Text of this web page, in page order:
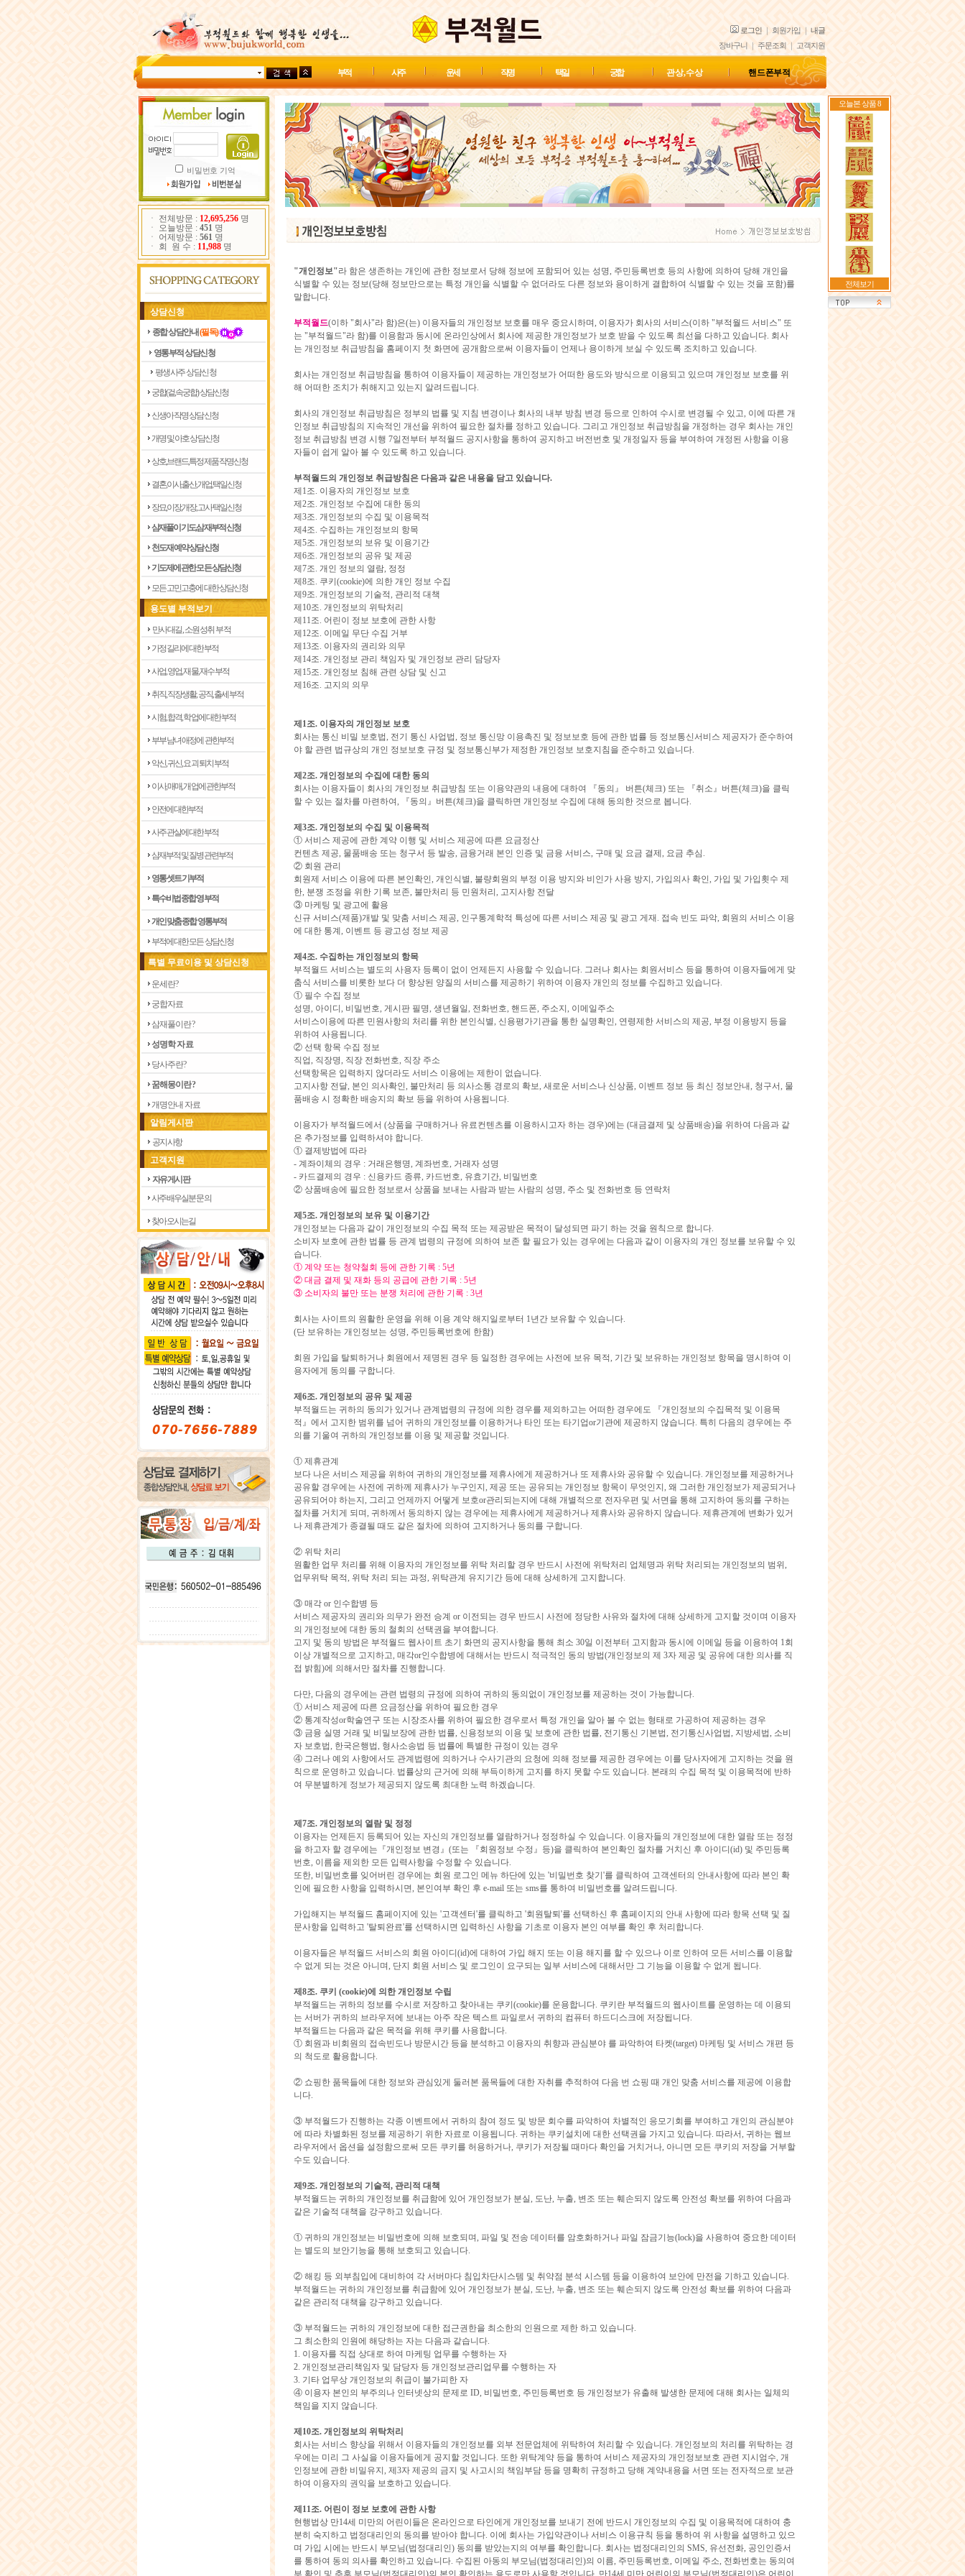
로그인 회원가입
내글
장바구니
｜ 주문조회 ｜ 고객지원
부 적 사 주 운 세 작 명 택 일 궁 합 관상,수상 핸드폰 부적
비밀번호 기억
ㆍ 전체방문 : 12,695,256 명
ㆍ 오늘방문 : 451 명
ㆍ 어제방문 : 561 명
ㆍ 회 원 수 : 11,988 명
상담신청
종합 상담안내(필독)
영통부적 상담신청
평생사주 상담신청
궁합(겉,속궁합) 상담신청
신생아 작명 상담신청
개명 및 아호 상담신청
상호,브랜드,특정제품 작명신청
결혼,이사,출산,개업,택일신청
장묘,이장,개장,고사 택일신청
삼재풀이 기도,삼재부적 신청
천도재 예약 상담신청
기도제에 관한 모든 상담신청
모든 고민고충에 대한 상담신청
용도별 부적보기
만사대길, 소원성취 부적
가정 길리에 대한부적
사업, 영업, 재물, 재수 부적
취직, 직장생활, 공직, 출세 부적
시험, 합격, 학업에 대한 부적
부부 남녀 애정에 관한부적
악신, 귀신, 요괴 퇴치 부적
이사, 매매, 개업에 관한부적
안전에 대한부적
사주 관살에 대한부적
삼재부적 및 질병관련부적
영통 셋트 기부적
특수비법 종합 영부적
개인 맞춤 종합 영통부적
부적에 대한 모든 상담신청
특별 무료이용 및 상담신청
운 세 란 ?
궁 합 자 료
삼 재 풀 이 란 ?
성 명 학 자 료
당 사 주 란 ?
꿈 해 몽 이 란 ?
개 명 안 내 자 료
알림게시판
공지사항
고객지원
자유게시판
사주 배우실분 문의
찾아 오시는길
"개인정보"라 함은 생존하는 개인에 관한 정보로서 당해 정보에 포함되어 있는 성명, 주민등록번호 등의 사항에 의하여 당해 개인을
식별할 수 있는 정보(당해 정보만으로는 특정 개인을 식별할 수 없더라도 다른 정보와 용이하게 결합하여 식별할 수 있는 것을 포함)를
말합니다.
부적월드(이하 "회사"라 함)은(는) 이용자들의 개인정보 보호를 매우 중요시하며, 이용자가 회사의 서비스(이하 "부적월드 서비스" 또
는 "부적월드"라 함)를 이용함과 동시에 온라인상에서 회사에 제공한 개인정보가 보호 받을 수 있도록 최선을 다하고 있습니다. 회사
는 개인정보 취급방침을 홈페이지 첫 화면에 공개함으로써 이용자들이 언제나 용이하게 보실 수 있도록 조치하고 있습니다.
회사는 개인정보 취급방침을 통하여 이용자들이 제공하는 개인정보가 어떠한 용도와 방식으로 이용되고 있으며 개인정보 보호를 위
해 어떠한 조치가 취해지고 있는지 알려드립니다.
회사의 개인정보 취급방침은 정부의 법률 및 지침 변경이나 회사의 내부 방침 변경 등으로 인하여 수시로 변경될 수 있고, 이에 따른 개
인정보 취급방침의 지속적인 개선을 위하여 필요한 절차를 정하고 있습니다. 그리고 개인정보 취급방침을 개정하는 경우 회사는 개인
정보 취급방침 변경 시행 7일전부터 부적월드 공지사항을 통하여 공지하고 버전번호 및 개정일자 등을 부여하여 개정된 사항을 이용
자들이 쉽게 알아 볼 수 있도록 하고 있습니다.
부적월드의 개인정보 취급방침은 다음과 같은 내용을 담고 있습니다.
제1조. 이용자의 개인정보 보호
제2조. 개인정보 수집에 대한 동의
제3조. 개인정보의 수집 및 이용목적
제4조. 수집하는 개인정보의 항목
제5조. 개인정보의 보유 및 이용기간
제6조. 개인정보의 공유 및 제공
제7조. 개인 정보의 열람, 정정
제8조. 쿠키(cookie)에 의한 개인 정보 수집
제9조. 개인정보의 기술적, 관리적 대책
제10조. 개인정보의 위탁처리
제11조. 어린이 정보 보호에 관한 사항
제12조. 이메일 무단 수집 거부
제13조. 이용자의 권리와 의무
제14조. 개인정보 관리 책임자 및 개인정보 관리 담당자
제15조. 개인정보 침해 관련 상담 및 신고
제16조. 고지의 의무
제1조. 이용자의 개인정보 보호
회사는 통신 비밀 보호법, 전기 통신 사업법, 정보 통신망 이용촉진 및 정보보호 등에 관한 법률 등 정보통신서비스 제공자가 준수하여
야 할 관련 법규상의 개인 정보보호 규정 및 정보통신부가 제정한 개인정보 보호지침을 준수하고 있습니다.
제2조. 개인정보의 수집에 대한 동의
회사는 이용자들이 회사의 개인정보 취급방침 또는 이용약관의 내용에 대하여 『동의』 버튼(체크) 또는 『취소』버튼(체크)을 클릭
할 수 있는 절차를 마련하여, 『동의』버튼(체크)을 클릭하면 개인정보 수집에 대해 동의한 것으로 봅니다.
제3조. 개인정보의 수집 및 이용목적
① 서비스 제공에 관한 계약 이행 및 서비스 제공에 따른 요금정산
컨텐츠 제공, 물품배송 또는 청구서 등 발송, 금융거래 본인 인증 및 금융 서비스, 구매 및 요금 결제, 요금 추심.
② 회원 관리
회원제 서비스 이용에 따른 본인확인, 개인식별, 불량회원의 부정 이용 방지와 비인가 사용 방지, 가입의사 확인, 가입 및 가입횟수 제
한, 분쟁 조정을 위한 기록 보존, 불만처리 등 민원처리, 고지사항 전달
③ 마케팅 및 광고에 활용
신규 서비스(제품)개발 및 맞춤 서비스 제공, 인구통계학적 특성에 따른 서비스 제공 및 광고 게재. 접속 빈도 파악, 회원의 서비스 이용
에 대한 통계, 이벤트 등 광고성 정보 제공
제4조. 수집하는 개인정보의 항목
부적월드 서비스는 별도의 사용자 등록이 없이 언제든지 사용할 수 있습니다. 그러나 회사는 회원서비스 등을 통하여 이용자들에게 맞
춤식 서비스를 비롯한 보다 더 향상된 양질의 서비스를 제공하기 위하여 이용자 개인의 정보를 수집하고 있습니다.
① 필수 수집 정보
성명, 아이디, 비밀번호, 게시판 필명, 생년월일, 전화번호, 핸드폰, 주소지, 이메일주소
서비스이용에 따른 민원사항의 처리를 위한 본인식별, 신용평가기관을 통한 실명확인, 연령제한 서비스의 제공, 부정 이용방지 등을
위하여 사용됩니다.
② 선택 항목 수집 정보
직업, 직장명, 직장 전화번호, 직장 주소
선택항목은 입력하지 않더라도 서비스 이용에는 제한이 없습니다.
고지사항 전달, 본인 의사확인, 불만처리 등 의사소통 경로의 확보, 새로운 서비스나 신상품, 이벤트 정보 등 최신 정보안내, 청구서, 물
품배송 시 정확한 배송지의 확보 등을 위하여 사용됩니다.
이용자가 부적월드에서 (상품을 구매하거나 유료컨텐츠를 이용하시고자 하는 경우)에는 (대금결제 및 상품배송)을 위하여 다음과 같
은 추가정보를 입력하셔야 합니다.
① 결제방법에 따라
- 계좌이체의 경우 : 거래은행명, 계좌번호, 거래자 성명
- 카드결제의 경우 : 신용카드 종류, 카드번호, 유효기간, 비밀번호
② 상품배송에 필요한 정보로서 상품을 보내는 사람과 받는 사람의 성명, 주소 및 전화번호 등 연락처
제5조. 개인정보의 보유 및 이용기간
개인정보는 다음과 같이 개인정보의 수집 목적 또는 제공받은 목적이 달성되면 파기 하는 것을 원칙으로 합니다.
소비자 보호에 관한 법률 등 관계 법령의 규정에 의하여 보존 할 필요가 있는 경우에는 다음과 같이 이용자의 개인 정보를 보유할 수 있
습니다.
① 계약 또는 청약철회 등에 관한 기록 : 5년
② 대금 결제 및 재화 등의 공급에 관한 기록 : 5년
③ 소비자의 불만 또는 분쟁 처리에 관한 기록 : 3년
회사는 사이트의 원활한 운영을 위해 이용 계약 해지일로부터 1년간 보유할 수 있습니다.
(단 보유하는 개인정보는 성명, 주민등록번호에 한함)
회원 가입을 탈퇴하거나 회원에서 제명된 경우 등 일정한 경우에는 사전에 보유 목적, 기간 및 보유하는 개인정보 항목을 명시하여 이
용자에게 동의를 구합니다.
제6조. 개인정보의 공유 및 제공
부적월드는 귀하의 동의가 있거나 관계법령의 규정에 의한 경우를 제외하고는 어떠한 경우에도 『개인정보의 수집목적 및 이용목
적』에서 고지한 범위를 넘어 귀하의 개인정보를 이용하거나 타인 또는 타기업or기관에 제공하지 않습니다. 특히 다음의 경우에는 주
의를 기울여 귀하의 개인정보를 이용 및 제공할 것입니다.
① 제휴관계
보다 나은 서비스 제공을 위하여 귀하의 개인정보를 제휴사에게 제공하거나 또 제휴사와 공유할 수 있습니다. 개인정보를 제공하거나
공유할 경우에는 사전에 귀하께 제휴사가 누구인지, 제공 또는 공유되는 개인정보 항목이 무엇인지, 왜 그러한 개인정보가 제공되거나
공유되어야 하는지, 그리고 언제까지 어떻게 보호or관리되는지에 대해 개별적으로 전자우편 및 서면을 통해 고지하여 동의를 구하는
절차를 거치게 되며, 귀하께서 동의하지 않는 경우에는 제휴사에게 제공하거나 제휴사와 공유하지 않습니다. 제휴관계에 변화가 있거
나 제휴관계가 종결될 때도 같은 절차에 의하여 고지하거나 동의를 구합니다.
② 위탁 처리
원활한 업무 처리를 위해 이용자의 개인정보를 위탁 처리할 경우 반드시 사전에 위탁처리 업체명과 위탁 처리되는 개인정보의 범위,
업무위탁 목적, 위탁 처리 되는 과정, 위탁관계 유지기간 등에 대해 상세하게 고지합니다.
③ 매각 or 인수합병 등
서비스 제공자의 권리와 의무가 완전 승계 or 이전되는 경우 반드시 사전에 정당한 사유와 절차에 대해 상세하게 고지할 것이며 이용자
의 개인정보에 대한 동의 철회의 선택권을 부여합니다.
고지 및 동의 방법은 부적월드 웹사이트 초기 화면의 공지사항을 통해 최소 30일 이전부터 고지함과 동시에 이메일 등을 이용하여 1회
이상 개별적으로 고지하고, 매각or인수합병에 대해서는 반드시 적극적인 동의 방법(개인정보의 제 3자 제공 및 공유에 대한 의사를 직
접 밝힘)에 의해서만 절차를 진행합니다.
다만, 다음의 경우에는 관련 법령의 규정에 의하여 귀하의 동의없이 개인정보를 제공하는 것이 가능합니다.
① 서비스 제공에 따른 요금정산을 위하여 필요한 경우
② 통계작성or학술연구 또는 시장조사를 위하여 필요한 경우로서 특정 개인을 알아 볼 수 없는 형태로 가공하여 제공하는 경우
③ 금융 실명 거래 및 비밀보장에 관한 법률, 신용정보의 이용 및 보호에 관한 법률, 전기통신 기본법, 전기통신사업법, 지방세법, 소비
자 보호법, 한국은행법, 형사소송법 등 법률에 특별한 규정이 있는 경우
④ 그러나 예외 사항에서도 관계법령에 의하거나 수사기관의 요청에 의해 정보를 제공한 경우에는 이를 당사자에게 고지하는 것을 원
칙으로 운영하고 있습니다. 법률상의 근거에 의해 부득이하게 고지를 하지 못할 수도 있습니다. 본래의 수집 목적 및 이용목적에 반하
여 무분별하게 정보가 제공되지 않도록 최대한 노력 하겠습니다.
제7조. 개인정보의 열람 및 정정
이용자는 언제든지 등록되어 있는 자신의 개인정보를 열람하거나 정정하실 수 있습니다. 이용자들의 개인정보에 대한 열람 또는 정정
을 하고자 할 경우에는『개인정보 변경』(또는 『회원정보 수정』등)을 클릭하여 본인확인 절차를 거치신 후 아이디(id) 및 주민등록
번호, 이름을 제외한 모든 입력사항을 수정할 수 있습니다.
또한, 비밀번호를 잊어버린 경우에는 회원 로그인 메뉴 하단에 있는 '비밀번호 찾기'를 클릭하여 고객센터의 안내사항에 따라 본인 확
인에 필요한 사항을 입력하시면, 본인여부 확인 후 e-mail 또는 sms를 통하여 비밀번호를 알려드립니다.
가입해지는 부적월드 홈페이지에 있는 '고객센터'를 클릭하고 '회원탈퇴'를 선택하신 후 홈페이지의 안내 사항에 따라 항목 선택 및 질
문사항을 입력하고 '탈퇴완료'를 선택하시면 입력하신 사항을 기초로 이용자 본인 여부를 확인 후 처리합니다.
이용자들은 부적월드 서비스의 회원 아이디(id)에 대하여 가입 해지 또는 이용 해지를 할 수 있으나 이로 인하여 모든 서비스를 이용할
수 없게 되는 것은 아니며, 단지 회원 서비스 및 로그인이 요구되는 일부 서비스에 대해서만 그 기능을 이용할 수 없게 됩니다.
제8조. 쿠키 (cookie)에 의한 개인정보 수립
부적월드는 귀하의 정보를 수시로 저장하고 찾아내는 쿠키(cookie)를 운용합니다. 쿠키란 부적월드의 웹사이트를 운영하는 데 이용되
는 서버가 귀하의 브라우저에 보내는 아주 작은 텍스트 파일로서 귀하의 컴퓨터 하드디스크에 저장됩니다.
부적월드는 다음과 같은 목적을 위해 쿠키를 사용합니다.
① 회원과 비회원의 접속빈도나 방문시간 등을 분석하고 이용자의 취향과 관심분야 를 파악하여 타켓(target) 마케팅 및 서비스 개편 등
의 척도로 활용합니다.
② 쇼핑한 품목들에 대한 정보와 관심있게 둘러본 품목들에 대한 자취를 추적하여 다음 번 쇼핑 때 개인 맞춤 서비스를 제공에 이용합
니다.
③ 부적월드가 진행하는 각종 이벤트에서 귀하의 참여 정도 및 방문 회수를 파악하여 차별적인 응모기회를 부여하고 개인의 관심분야
에 따라 차별화된 정보를 제공하기 위한 자료로 이용됩니다. 귀하는 쿠키설치에 대한 선택권을 가지고 있습니다. 따라서, 귀하는 웹브
라우저에서 옵션을 설정함으로써 모든 쿠키를 허용하거나, 쿠키가 저장될 때마다 확인을 거치거나, 아니면 모든 쿠키의 저장을 거부할
수도 있습니다.
제9조. 개인정보의 기술적, 관리적 대책
부적월드는 귀하의 개인정보를 취급함에 있어 개인정보가 분실, 도난, 누출, 변조 또는 훼손되지 않도록 안전성 확보를 위하여 다음과
같은 기술적 대책을 강구하고 있습니다.
① 귀하의 개인정보는 비밀번호에 의해 보호되며, 파일 및 전송 데이터를 암호화하거나 파일 잠금기능(lock)을 사용하여 중요한 데이터
는 별도의 보안기능을 통해 보호되고 있습니다.
② 해킹 등 외부침입에 대비하여 각 서버마다 침입차단시스템 및 취약점 분석 시스템 등을 이용하여 보안에 만전을 기하고 있습니다.
부적월드는 귀하의 개인정보를 취급함에 있어 개인정보가 분실, 도난, 누출, 변조 또는 훼손되지 않도록 안전성 확보를 위하여 다음과
같은 관리적 대책을 강구하고 있습니다.
③ 부적월드는 귀하의 개인정보에 대한 접근권한을 최소한의 인원으로 제한 하고 있습니다.
그 최소한의 인원에 해당하는 자는 다음과 같습니다.
1. 이용자를 직접 상대로 하여 마케팅 업무를 수행하는 자
2. 개인정보관리책임자 및 담당자 등 개인정보관리업무를 수행하는 자
3. 기타 업무상 개인정보의 취급이 불가피한 자
④ 이용자 본인의 부주의나 인터넷상의 문제로 ID, 비밀번호, 주민등록번호 등 개인정보가 유출해 발생한 문제에 대해 회사는 일체의
책임을 지지 않습니다.
제10조. 개인정보의 위탁처리
회사는 서비스 향상을 위해서 이용자들의 개인정보를 외부 전문업체에 위탁하여 처리할 수 있습니다. 개인정보의 처리를 위탁하는 경
우에는 미리 그 사실을 이용자들에게 공지할 것입니다. 또한 위탁계약 등을 통하여 서비스 제공자의 개인정보보호 관련 지시엄수, 개
인정보에 관한 비밀유지, 제3자 제공의 금지 및 사고시의 책임부담 등을 명확히 규정하고 당해 계약내용을 서면 또는 전자적으로 보관
하여 이용자의 권익을 보호하고 있습니다.
제11조. 어린이 정보 보호에 관한 사항
현행법상 만14세 미만의 어린이들은 온라인으로 타인에게 개인정보를 보내기 전에 반드시 개인정보의 수집 및 이용목적에 대하여 충
분히 숙지하고 법정대리인의 동의를 받아야 합니다. 이에 회사는 가입약관이나 서비스 이용규칙 등을 통하여 위 사항을 설명하고 있으
며 가입 시에는 반드시 부모님(법정대리인) 동의를 받았는지의 여부를 확인합니다. 회사는 법정대리인의 SMS, 유선전화, 공인인증서
를 통하여 동의 의사를 확인하고 있습니다. 수집된 아동의 부모님(법정대리인)의 이름, 주민등록번호, 이메일 주소, 전화번호는 동의여
부 확인 및 추후 부모님(법정대리인)의 본인 확인하는 용도로만 사용할 것입니다. 만14세 미만 어린이의 부모님(법정대리인)은 어린이
오늘본 상품 8
전체보기